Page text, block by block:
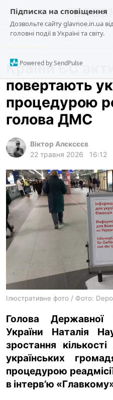
Підписка на сповіщення
Дозвольте сайту glavnoe.in.ua
головні події в Україні та світу.
Powered by SendPulse
новини
про проєкт
Суспільство
Країни ЄС
повертають
процедурою
голова ДМС
Віктор Алєксєєв
22 травня 2026
16:12
Ілюстративне фото / Фото:
Голова Державної
України Наталія
зростання
українських
процедурою
в інтерв’ю